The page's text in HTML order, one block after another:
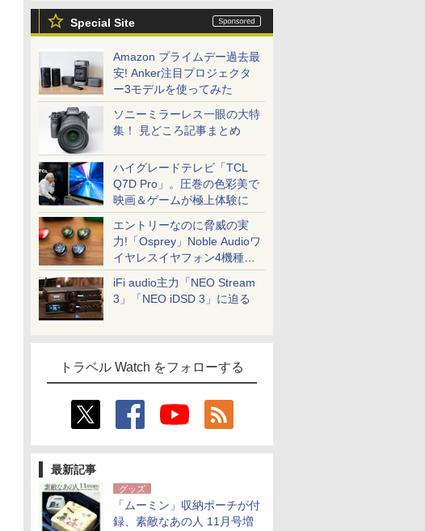
Special Site
Amazon プライムデー過去最
安! Anker注目プロジェクタ
ー3モデルを使ってみた
ソニーミラーレス一眼の大特
集！ 見どころ記事まとめ
ハイグレードテレビ「TCL
Q7D Pro」。圧巻の色彩美で
映画＆ゲームが極上体験に
エントリーなのに脅威の実
力!「Osprey」Noble Audioワ
イヤレスイヤフォン4機種を
一気に聴く
iFi audio主力「NEO Stream
3」「NEO iDSD 3」に迫る
トラベル Watch をフォローする
最新記事
グッズ
「ムーミン」収納ポーチが付
録、素敵なあの人 11月号増